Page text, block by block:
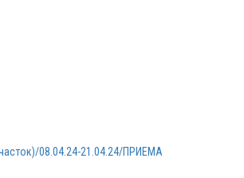
08.04.24-21.04.24/ПРИЕМА